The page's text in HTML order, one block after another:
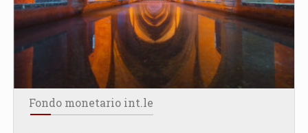
Fondo monetario int.le